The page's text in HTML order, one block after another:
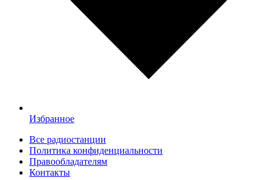
Избранное
Все радиостанции
Политика конфиденциальности
Правообладателям
Контакты